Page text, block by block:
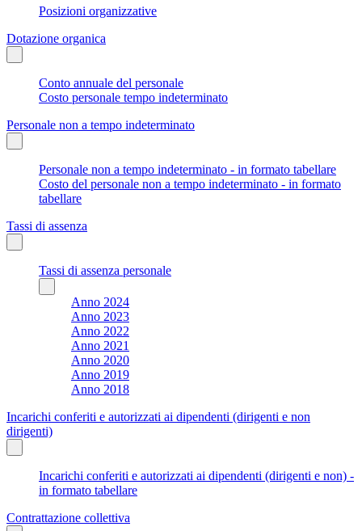
Posizioni organizzative
Dotazione organica
Conto annuale del personale
Costo personale tempo indeterminato
Personale non a tempo indeterminato
Personale non a tempo indeterminato - in formato tabellare
Costo del personale non a tempo indeterminato - in formato
tabellare
Tassi di assenza
Tassi di assenza personale
Anno 2024
Anno 2023
Anno 2022
Anno 2021
Anno 2020
Anno 2019
Anno 2018
Incarichi conferiti e autorizzati ai dipendenti (dirigenti e non
dirigenti)
Incarichi conferiti e autorizzati ai dipendenti (dirigenti e non) -
in formato tabellare
Contrattazione collettiva